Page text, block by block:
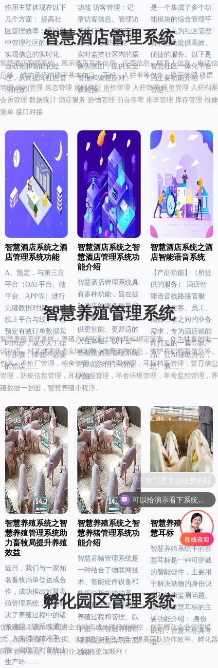
作用主要体现在以下
几个方面： 提高社
区管理效率：通过集
中管理社区的信息，
实现信息的实时化、
自动化和智能化处
理，从而提高社区管
理的效……
功能 访客管理：记
录访客信息、管理访
客通行证、实现安防
管理。 安防监控：
实时监控社区内的摄
像头画面，提供安全
警报和紧急应对。
设施预……
是一个集成了多个功
能模块的综合管理平
台，旨在为社区管理
者和居民提供高效、
便捷的服务。以下是
智慧社区一体化平台
的主要功能介绍：
智慧……
智慧酒店管理系统
智慧酒店管理系统：展示酒店基本信息，位置信息、联系人信息、电话信
息等，维护酒店的楼宇基本信息，面积、入驻率等包含：楼宇管理 楼层
管理 房间管理 房态管理 房间类型 房价管理 入驻管理 账单管理 入驻档案
会员管理 数据统计 酒店服务 拾物管理 前台存寄 排班管理 库存管理 维修
派单 接口对接
智慧酒店系统之酒
店管理系统功能
A、预定，与第三方
平台（OAT平台、微
平台、APP等）进行
无缝数据对接，实现
线上平台与线下平台
预定有效订单数据实
时同步，减少人工操
作步骤，降低不必要
的错误……
智慧酒店系统之智
慧酒店管理系统功
能介绍
智慧酒店管理系统具
有多种功能，旨在提
升酒店的服务质量和
管理效率，为客人提
供更智能、更舒适的
入住体验。以下是一
些智慧酒店管理系统
的功能介绍： 智能
入住……
智慧酒店系统之酒
店智能语音系统
【产品功能】（所提
供的服务） 酒店智
能语音线路接管服
务，融住客、员工、
酒店三者之间的业务
需求，专为酒店赋能
而打造的一套高效产
品。让AI辅助办公，
统一酒……
智慧养殖管理系统
智慧养殖管理系统：养殖户端可通过智能耳标绑定家畜，作为牲畜的唯一
识别码，对其健康状态实时监测，查看监控信息，维护基础档案信息等。
包含：养殖厂管理，栋舍管理，养殖档案管理，耳标档案管理，繁育信息
管理，防疫信息管理，耳标数据管理，羊舍环境管理，羊舍监控管理，养
殖数据一张图，智慧养殖小程序。
智慧养殖系统之智
慧养殖管理系统助
力畜牧局提升养殖
效益
近日，我们与一家知
名畜牧局单位达成合
作，成功推出智慧养
殖管理系统，为其解
决了养殖过程中的诸
多难题。该系统通过
引入先进的技术手
段，实现了对畜牧业
生产环……
智慧养殖系统之智
慧养猪管理系统功
能介绍
智慧养猪管理系统是
一种结合了物联网技
术、智能硬件设备和
数据分析功能的系
统，用于优化猪场的
养殖过程和管理。以
下是一些智慧养猪管
理系统所包含的主要
功能：……
智慧养殖系统之智
慧耳标
智慧养殖系统中的智
慧耳标是一种可穿戴
的智能硬件，主要用
于解决动物的身份识
别和健康监测问题。
以下是智慧耳标的主
要功能介绍： 身份
识别：智慧耳标具有
唯……
孵化园区管理系统
优化服务职能，实现对企业动态成长路径的管控，创新孵化企业管理模
式，沉淀关键价值数据。实时跟踪项目进度，提高团队协作效率。孵化器
园区管理系统，你的创业之路将更加顺利！